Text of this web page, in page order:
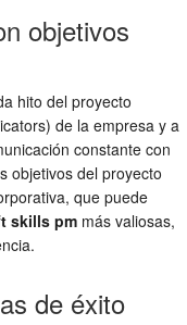
objetivos
hito del proyecto
de la empresa y a
constante con
objetivos del proyecto
que puede
skills pm más valiosas,
de éxito